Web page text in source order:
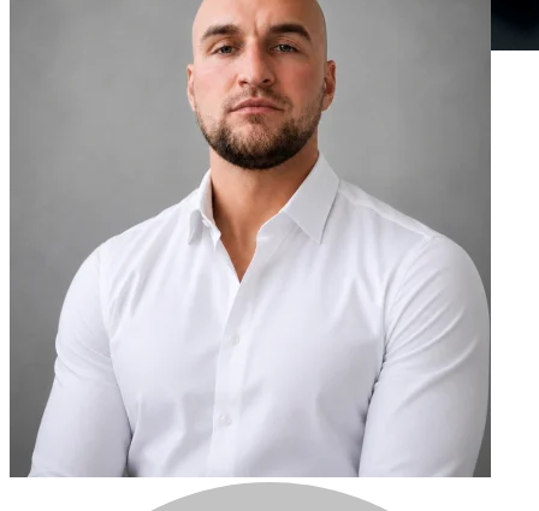
Top 8 najlepších krypto peňaženiek v roku 2026
Phantom vs Trust Wallet: Rýchla Porovnávacia Tabuľka
Prehľad Platforiem
Porovnanie Bezpečnosti
Podporované Blockchainy a Aktíva
Podpora NFT
Staking a DeFi
Poplatky
Jednoduchosť Používania